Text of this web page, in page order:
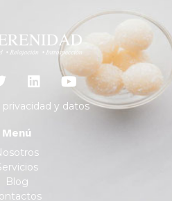
privacidad y datos
Menú
Blog